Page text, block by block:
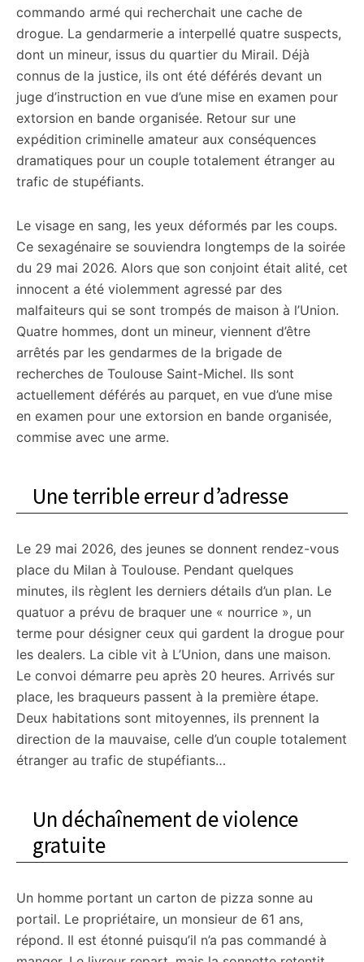
commando armé qui recherchait une cache de
drogue. La gendarmerie a interpellé quatre suspects,
dont un mineur, issus du quartier du Mirail. Déjà
connus de la justice, ils ont été déférés devant un
juge d’instruction en vue d’une mise en examen pour
extorsion en bande organisée. Retour sur une
expédition criminelle amateur aux conséquences
dramatiques pour un couple totalement étranger au
trafic de stupéfiants.
Le visage en sang, les yeux déformés par les coups.
Ce sexagénaire se souviendra longtemps de la soirée
du 29 mai 2026. Alors que son conjoint était alité, cet
innocent a été violemment agressé par des
malfaiteurs qui se sont trompés de maison à l’Union.
Quatre hommes, dont un mineur, viennent d’être
arrêtés par les gendarmes de la brigade de
recherches de Toulouse Saint-Michel. Ils sont
actuellement déférés au parquet, en vue d’une mise
en examen pour une extorsion en bande organisée,
commise avec une arme.
Une terrible erreur d’adresse
Le 29 mai 2026, des jeunes se donnent rendez-vous
place du Milan à Toulouse. Pendant quelques
minutes, ils règlent les derniers détails d’un plan. Le
quatuor a prévu de braquer une « nourrice », un
terme pour désigner ceux qui gardent la drogue pour
les dealers. La cible vit à L’Union, dans une maison.
Le convoi démarre peu après 20 heures. Arrivés sur
place, les braqueurs passent à la première étape.
Deux habitations sont mitoyennes, ils prennent la
direction de la mauvaise, celle d’un couple totalement
étranger au trafic de stupéfiants…
Un déchaînement de violence
gratuite
Un homme portant un carton de pizza sonne au
portail. Le propriétaire, un monsieur de 61 ans,
répond. Il est étonné puisqu’il n’a pas commandé à